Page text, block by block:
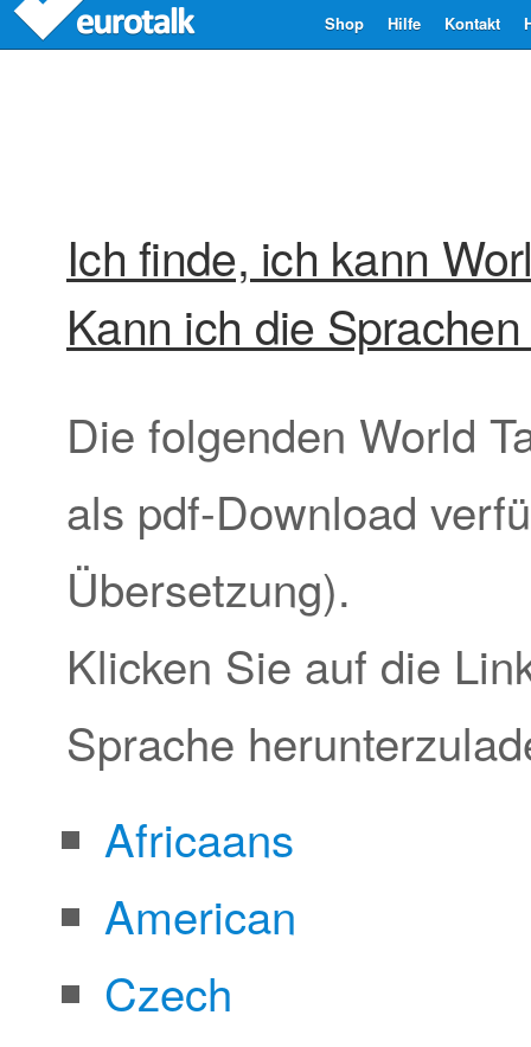
Kontakt
Hilfe
Shop
Ich finde, ich kann
Kann ich die
Die folgenden World
als pdf-Download
Übersetzung).
Klicken Sie auf die
Sprache
Africaans
American
Czech